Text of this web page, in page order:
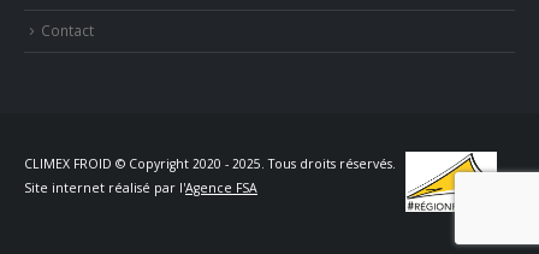
Contact
CLIMEX FROID © Copyright 2020 - 2025. Tous droits réservés.
Site internet réalisé par l'Agence FSA